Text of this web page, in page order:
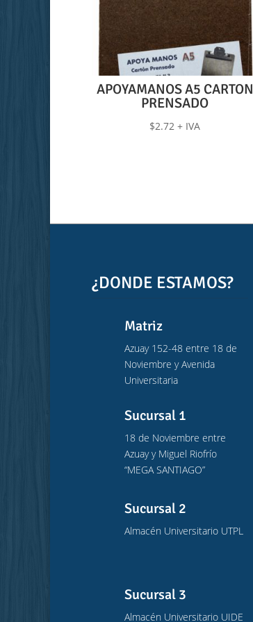
APOYAMANOS A5 CARTON
PRENSADO
$2.72 + IVA
¿DONDE ESTAMOS?
Matriz
Azuay 152-48 entre 18 de
Noviembre y Avenida
Universitaria
Sucursal 1
18 de Noviembre entre
Azuay y Miguel Riofrío
“MEGA SANTIAGO”
Sucursal 2
Almacén Universitario UTPL
Sucursal 3
Almacén Universitario UIDE